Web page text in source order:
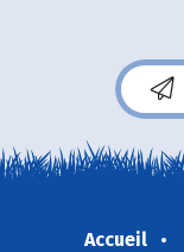
Accueil